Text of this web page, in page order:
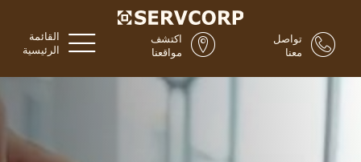
القائمة
الرئيسية
اكتشف
مواقعنا
تواصل
معنا